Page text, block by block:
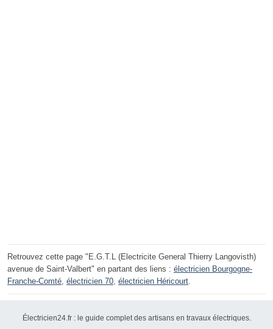
Retrouvez cette page "E.G.T.L (Electricite General Thierry Langovisth)
avenue de Saint-Valbert" en partant des liens : électricien Bourgogne-
Franche-Comté, électricien 70, électricien Héricourt.
Électricien24.fr : le guide complet des artisans en travaux électriques.